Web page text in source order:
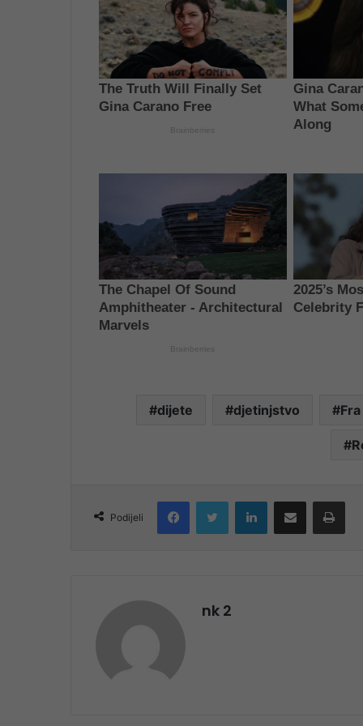
dijete djetinjstvo
Podijeli
FacebookTwitter LinkedInShare via Email Print
nk 2